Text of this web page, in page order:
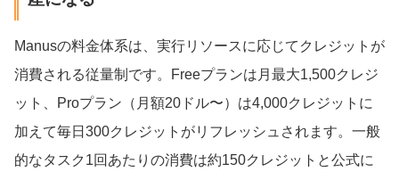
Manusの料金体系は、実行リソースに応じてクレジットが
消費される従量制です。Freeプランは月最大1,500クレジ
ット、Proプラン（月額20ドル〜）は4,000クレジットに
加えて毎日300クレジットがリフレッシュされます。一般
的なタスク1回あたりの消費は約150クレジットと公式に